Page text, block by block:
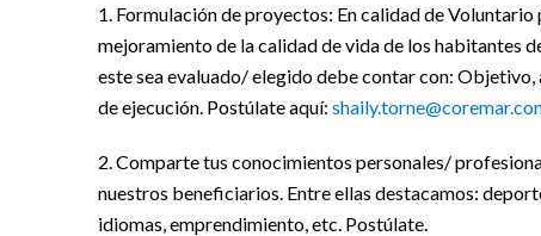
1. Formulación de proyectos: En calidad de
mejoramiento de la calidad de vida de los habitantes
este sea evaluado/ elegido debe contar con:
de ejecución. Postúlate aquí:
2. Comparte tus conocimientos personales/
nuestros beneficiarios. Entre ellas destacamos:
idiomas, emprendimiento, etc. Postúlate.